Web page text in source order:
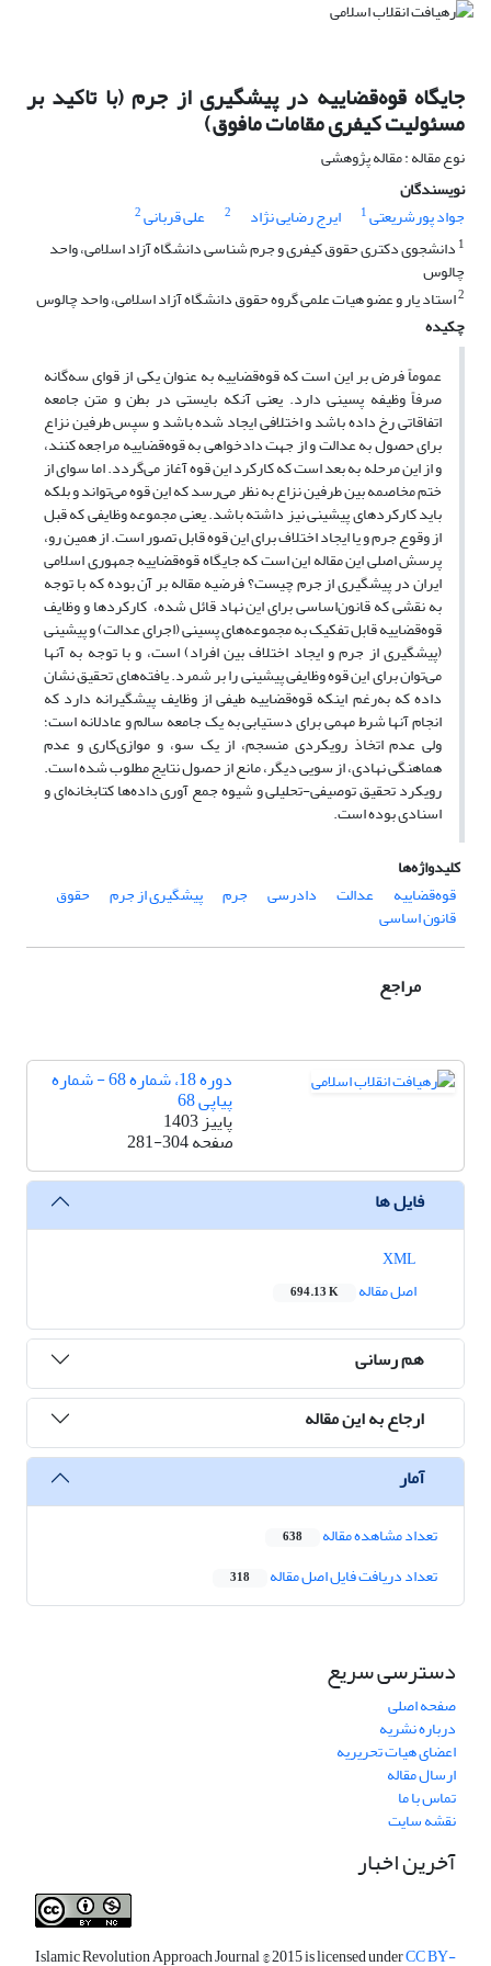
جایگاه قوه‌قضاییه در پیشگیری از جرم (با تاکید بر
مسئولیت کیفری مقامات مافوق)
نوع مقاله : مقاله پژوهشی
نویسندگان
جواد پورشریعتی1 ایرج رضایی نژاد 2 علی قربانی2
1 دانشجوی دکتری حقوق کیفری و جرم شناسی دانشگاه آزاد اسلامی، واحد
چالوس
2استاد یار و عضو هیات علمی گروه حقوق دانشگاه آزاد اسلامی، واحد چالوس
چکیده
عموماً فرض بر این است که قوه‌قضاییه به عنوان یکی از قوای سه‌گانه
صرفاً وظیفه پسینی دارد. یعنی آنکه بایستی در بطن و متن جامعه
اتفاقاتی رخ داده باشد و اختلافی ایجاد شده باشد و سپس طرفین نزاع
برای حصول به عدالت و از جهت دادخواهی به قوه‌قضاییه مراجعه کنند،
و از این مرحله به بعد است که کارکرد این قوه آغاز می‌گردد. اما سوای از
ختم مخاصمه بین طرفین نزاع به نظر می‌رسد که این قوه می‌تواند و بلکه
باید کارکردهای پیشینی نیز داشته باشد. یعنی مجموعه وظایفی که قبل
از وقوع جرم و یا ایجاد اختلاف برای این قوه قابل تصور است. از همین رو،
پرسش اصلی این مقاله این است که جایگاه قوه‌قضاییه جمهوری اسلامی
ایران در پیشگیری از جرم چیست؟ فرضیه مقاله بر آن بوده که با توجه
به نقشی که قانون‌اساسی برای این نهاد قائل شده، کارکردها و وظایف
قوه‌قضاییه قابل تفکیک به مجموعه‌های پسینی (اجرای عدالت) و پیشینی
(پیشگیری از جرم و ایجاد اختلاف بین افراد) است، و با توجه به آنها
می‌توان برای این قوه وظایفی پیشینی را بر شمرد. یافته‌های تحقیق نشان
داده که به‌رغم اینکه قوه‌قضاییه طیفی از وظایف پیشگیرانه دارد که
انجام آنها شرط مهمی برای دستیابی به یک جامعه سالم و عادلانه است؛
ولی عدم اتخاذ رویکردی منسجم، از یک سو، و موازی‌کاری و عدم
هماهنگی نهادی، از سویی دیگر، مانع از حصول نتایج مطلوب شده است.
رویکرد تحقیق توصیفی-تحلیلی و شیوه جمع آوری داده‌ها کتابخانه‌ای و
اسنادی بوده است.
کلیدواژه‌ها
قوه‌قضاییه
عدالت دادرسی جرم پیشگیری از جرم حقوق
قانون اساسی
مراجع
دوره 18، شماره 68 - شماره
پیاپی 68
پاییز 1403
صفحه281-304
فایل ها
اصل مقاله
694.13 K
هم رسانی
ارجاع به این مقاله
آمار
تعداد مشاهده مقاله 638
تعداد دریافت فایل اصل مقاله 318
دسترسی سریع
صفحه اصلی
درباره نشریه
اعضای هیات تحریریه
ارسال مقاله
تماس با ما
نقشه سایت
آخرین اخبار
Islamic Revolution Approach Journal© 2015 is licensed underCC BY-